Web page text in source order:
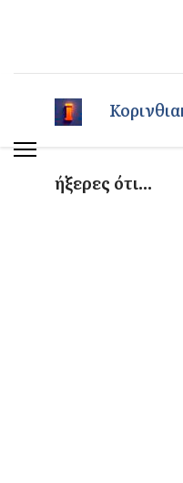
ήξερες ότι...